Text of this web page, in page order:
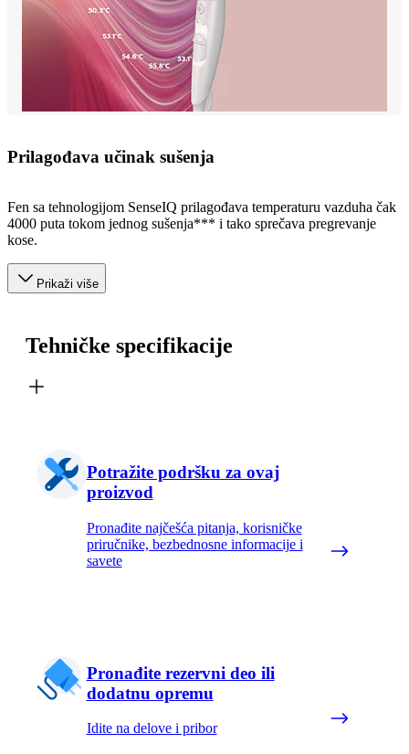
Prilagođava učinak sušenja
Fen sa tehnologijom SenseIQ prilagođava temperaturu vazduha čak
4000 puta tokom jednog sušenja*** i tako sprečava pregrevanje
kose.
Prikaži više
Tehničke specifikacije
Potražite podršku za ovaj
proizvod
Pronađite najčešća pitanja, korisničke
priručnike, bezbednosne informacije i
savete
Pronađite rezervni deo ili
dodatnu opremu
Idite na delove i pribor